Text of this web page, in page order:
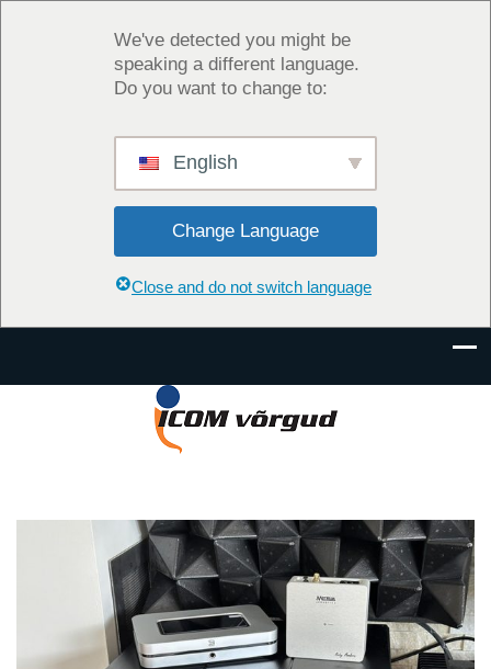
We've detected you might be
speaking a different language.
Do you want to change to:
English
Change Language
Close and do not switch language